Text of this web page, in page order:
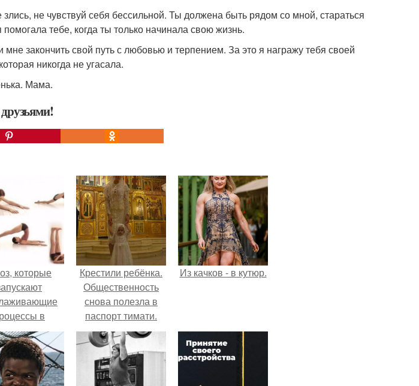
не чувствуй себя бессильной. Ты должена быть рядом со мной, стараться
тебе, когда ты только начинала свою жизнь.
закончить свой путь с любовью и терпением. За это я награжу тебя своей
никогда не угасала.
Мама.
которые
в
его
и
Крестили ребёнка.
Общественность
снова полезла в
паспорт тимати.
Из качков - в кутюр.